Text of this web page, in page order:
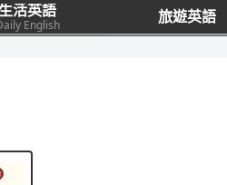
生活英語
English
旅遊英語